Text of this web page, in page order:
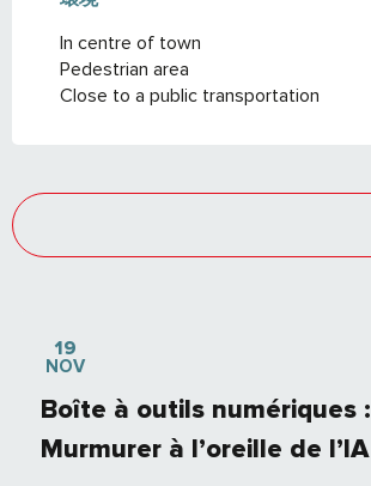
In centre of town
Pedestrian area
Close to a public transportation
19
NOV
Boîte à outils numériques :
Murmurer à l’oreille de l’IA